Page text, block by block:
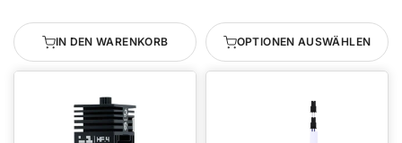
IN DEN WARENKORB OPTIONEN AUSWÄHLEN